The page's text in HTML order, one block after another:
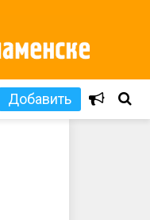
Добавить